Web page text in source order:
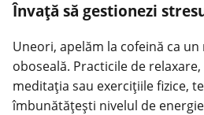
Învață să gestionezi
Uneori, apelăm la cofeină ca
oboseală. Practicile de
meditația sau exercițiile fizice,
îmbunătățești nivelul de